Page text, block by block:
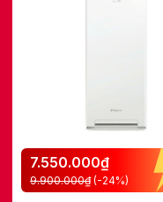
7.550.000₫
9.900.000₫ (-24%)